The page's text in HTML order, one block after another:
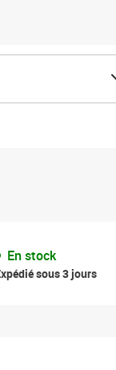
En stock
sous 3 jours